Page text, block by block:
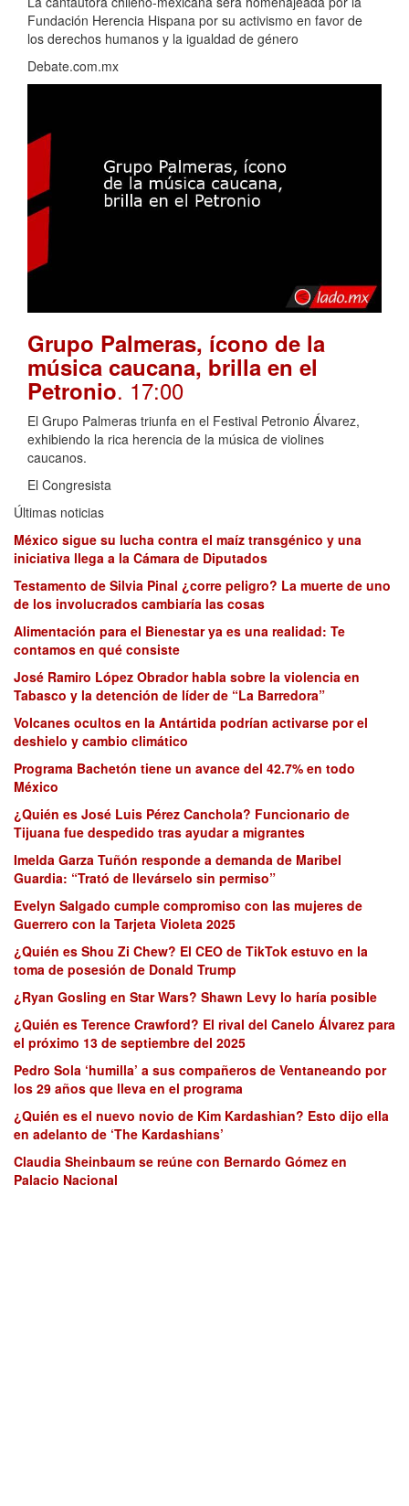
Fundación Herencia Hispana por su activismo en favor de
los derechos humanos y la igualdad de género
Debate.com.mx
Grupo Palmeras, ícono de la
música caucana, brilla en el
Petronio. 17:00
El Grupo Palmeras triunfa en el Festival Petronio Álvarez,
exhibiendo la rica herencia de la música de violines
caucanos.
El Congresista
Últimas noticias
México sigue su lucha contra el maíz transgénico y una
iniciativa llega a la Cámara de Diputados
Testamento de Silvia Pinal ¿corre peligro? La muerte de uno
de los involucrados cambiaría las cosas
Alimentación para el Bienestar ya es una realidad: Te
contamos en qué consiste
José Ramiro López Obrador habla sobre la violencia en
Tabasco y la detención de líder de “La Barredora”
Volcanes ocultos en la Antártida podrían activarse por el
deshielo y cambio climático
Programa Bachetón tiene un avance del 42.7% en todo
México
¿Quién es José Luis Pérez Canchola? Funcionario de
Tijuana fue despedido tras ayudar a migrantes
Imelda Garza Tuñón responde a demanda de Maribel
Guardia: “Trató de llevárselo sin permiso”
Evelyn Salgado cumple compromiso con las mujeres de
Guerrero con la Tarjeta Violeta 2025
¿Quién es Shou Zi Chew? El CEO de TikTok estuvo en la
toma de posesión de Donald Trump
¿Ryan Gosling en Star Wars? Shawn Levy lo haría posible
¿Quién es Terence Crawford? El rival del Canelo Álvarez para
el próximo 13 de septiembre del 2025
Pedro Sola ‘humilla’ a sus compañeros de Ventaneando por
los 29 años que lleva en el programa
¿Quién es el nuevo novio de Kim Kardashian? Esto dijo ella
en adelanto de ‘The Kardashians’
Claudia Sheinbaum se reúne con Bernardo Gómez en
Palacio Nacional